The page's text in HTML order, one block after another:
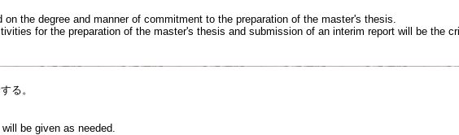
on the degree and manner of commitment to the preparation of the master's thesis.
for the preparation of the master's thesis and submission of an interim report will be the
る。
be given as needed.